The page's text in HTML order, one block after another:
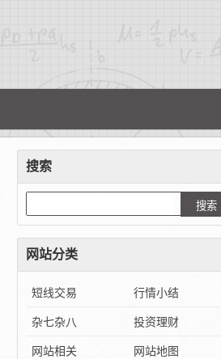
搜索
网站分类
短线交易 行情小结
杂七杂八 投资理财
网站相关 网站地图